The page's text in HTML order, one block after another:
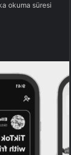
okuma süresi